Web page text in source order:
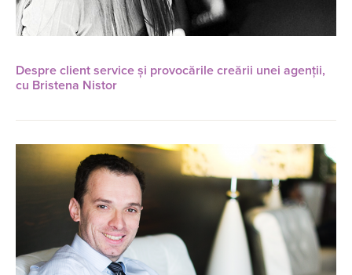
Despre client service și provocările creării unei agenții,
cu Bristena Nistor